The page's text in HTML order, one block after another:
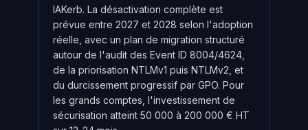
IAKerb. La désactivation complète est
prévue entre 2027 et 2028 selon l'adoption
réelle, avec un plan de migration structuré
autour de l'audit des Event ID 8004/4624,
de la priorisation NTLMv1 puis NTLMv2, et
du durcissement progressif par GPO. Pour
les grands comptes, l'investissement de
sécurisation atteint 50 000 à 200 000 € HT